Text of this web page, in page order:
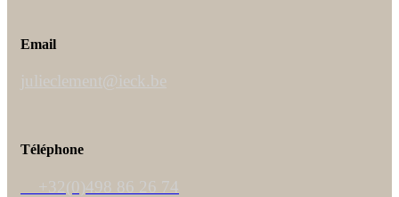
Email
julieclement@ieck.be
Téléphone
+32(0)498 86 26 74